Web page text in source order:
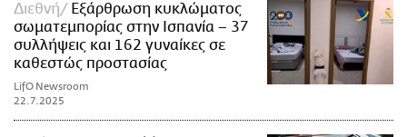
Διεθνή
Εξάρθρωση κυκλώματος
σωματεμπορίας στην Ισπανία – 37
συλλήψεις και 162 γυναίκες σε
καθεστώς προστασίας
LifO Newsroom
22.7.2025